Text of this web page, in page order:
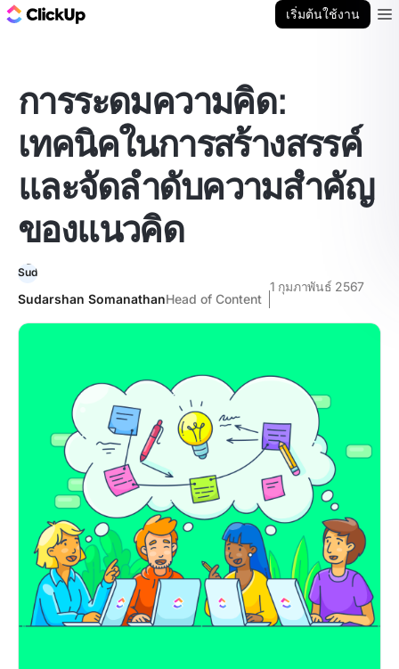
เริ่มต้นใช้งาน
การระดมความคิด:
เทคนิคในการสร้างสรรค์
และจัดลำดับความสำคัญ
ของแนวคิด
Sudarshan SomanathanHead of Content
1 กุมภาพันธ์ 2567